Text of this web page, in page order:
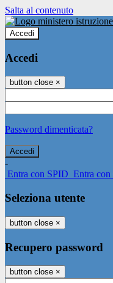
Salta al contenuto
Accedi
Accedi
button close ×
Password dimenticata?
-
Entra con SPID Entra con
Seleziona utente
button close ×
Recupero password
button close ×